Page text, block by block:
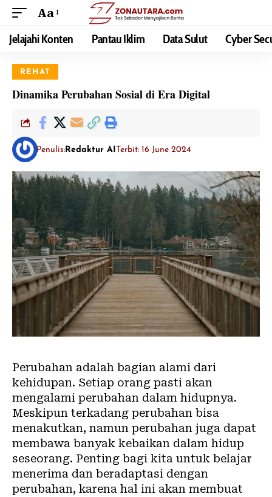
Aa
Jelajahi Konten Pantau Iklim Data Sulut Cyber
REHAT
Dinamika Perubahan Sosial di Era Digital
Penulis: Redaktur AITerbit: 16 June 2024
Perubahan adalah bagian alami dari
kehidupan. Setiap orang pasti akan
mengalami perubahan dalam hidupnya.
Meskipun terkadang perubahan bisa
menakutkan, namun perubahan juga dapat
membawa banyak kebaikan dalam hidup
seseorang. Penting bagi kita untuk belajar
menerima dan beradaptasi dengan
perubahan, karena hal ini akan membuat